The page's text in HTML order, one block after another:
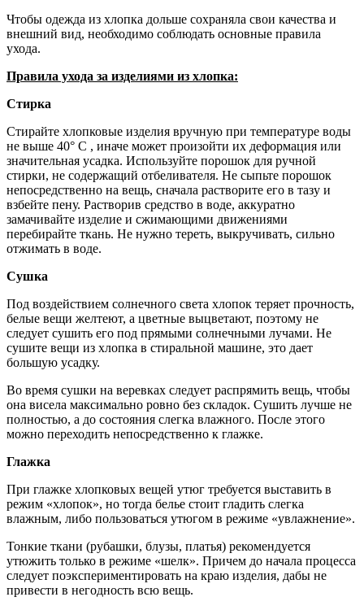
Чтобы одежда из хлопка дольше сохраняла свои качества и
внешний вид, необходимо соблюдать основные правила
ухода.
Правила ухода за изделиями из хлопка:
Стирка
Стирайте хлопковые изделия вручную при температуре воды
не выше 40° С , иначе может произойти их деформация или
значительная усадка. Используйте порошок для ручной
стирки, не содержащий отбеливателя. Не сыпьте порошок
непосредственно на вещь, сначала растворите его в тазу и
взбейте пену. Растворив средство в воде, аккуратно
замачивайте изделие и сжимающими движениями
перебирайте ткань. Не нужно тереть, выкручивать, сильно
отжимать в воде.
Сушка
Под воздействием солнечного света хлопок теряет прочность,
белые вещи желтеют, а цветные выцветают, поэтому не
следует сушить его под прямыми солнечными лучами. Не
сушите вещи из хлопка в стиральной машине, это дает
большую усадку.
Во время сушки на веревках следует распрямить вещь, чтобы
она висела максимально ровно без складок. Сушить лучше не
полностью, а до состояния слегка влажного. После этого
можно переходить непосредственно к глажке.
Глажка
При глажке хлопковых вещей утюг требуется выставить в
режим «хлопок», но тогда белье стоит гладить слегка
влажным, либо пользоваться утюгом в режиме «увлажнение».
Тонкие ткани (рубашки, блузы, платья) рекомендуется
утюжить только в режиме «шелк». Причем до начала процесса
следует поэкспериментировать на краю изделия, дабы не
привести в негодность всю вещь.